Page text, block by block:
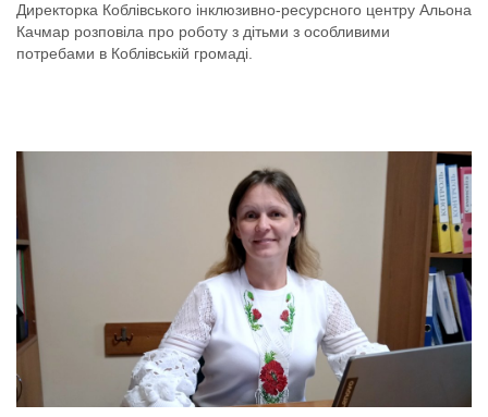
Директорка Коблівського інклюзивно-ресурсного центру Альона
Качмар розповіла про роботу з дітьми з особливими
потребами в Коблівській громаді.